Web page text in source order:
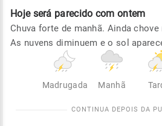
Hoje será parecido com ontem
Chuva forte de manhã. Ainda
As nuvens diminuem e o sol
Madrugada Manhã